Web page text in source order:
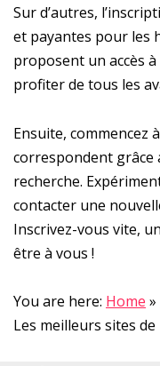
Sur d’autres,
et payantes pour les
proposent un accès
profiter de tous les
Ensuite, commencez
correspondent grâce
recherche.
contacter une
Inscrivez-vous vite,
être à vous !
You are here: Home »
Les meilleurs sites